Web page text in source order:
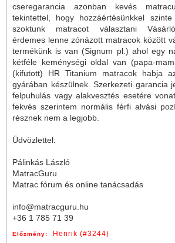
cseregarancia azonban kevés
tekintettel, hogy hozzáértésünkkel
szoktunk matracot választani
érdemes lenne zónázott matracok között
termékünk is van (Signum pl.) ahol egy
kétféle keménységi oldal van (papa-
(kifutott) HR Titanium matracok habja
gyárában készülnek. Szerkezeti garancia
felpuhulás vagy alakvesztés esetére
fekvés szerintem normális férfi alvási
résznek nem a legjobb.
Üdvözlettel:
Pálinkás László
MatracGuru
Matrac fórum és online tanácsadás
info@matracguru.hu
+36 1 785 71 39
Előzmény: Henrik (#3244)